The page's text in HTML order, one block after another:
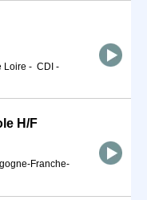
Loire - CDI -
H/F
Franche-